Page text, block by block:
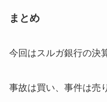
まとめ
今回はスルガ銀行の決
事故は買い、事件は売